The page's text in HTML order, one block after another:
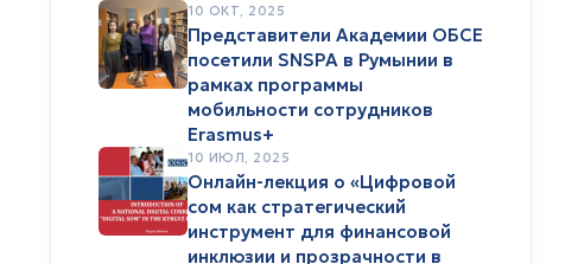
10 ОКТ, 2025
Представители Академии ОБСЕ
посетили SNSPA в Румынии в
рамках программы
мобильности сотрудников
Erasmus+
10 ИЮЛ, 2025
Онлайн-лекция о «Цифровой
сом как стратегический
инструмент для финансовой
инклюзии и прозрачности в